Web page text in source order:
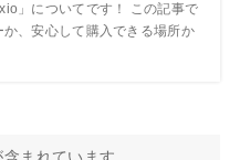
」についてです！ この記事で
、安心して購入できる場所か